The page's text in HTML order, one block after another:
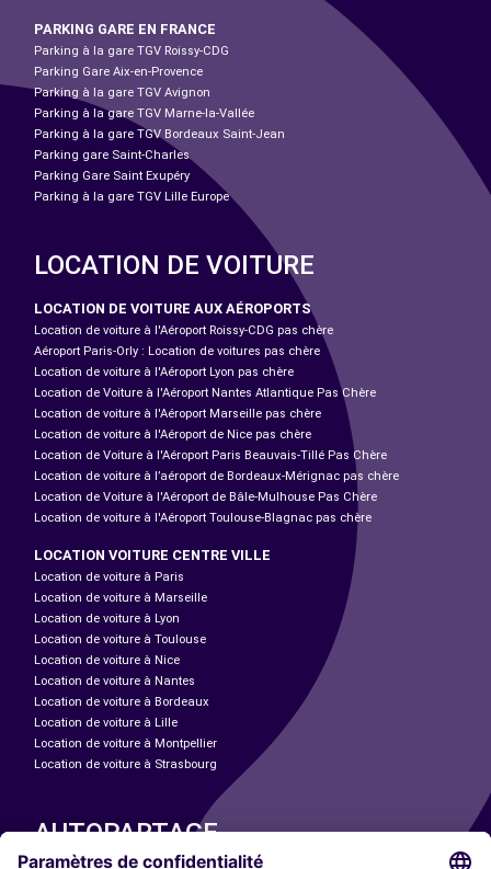
PARKING GARE EN FRANCE
Parking à la gare TGV Roissy-CDG
Parking Gare Aix-en-Provence
Parking à la gare TGV Avignon
Parking à la gare TGV Marne-la-Vallée
Parking à la gare TGV Bordeaux Saint-Jean
Parking gare Saint-Charles
Parking Gare Saint Exupéry
Parking à la gare TGV Lille Europe
LOCATION DE VOITURE
LOCATION DE VOITURE AUX AÉROPORTS
Location de voiture à l'Aéroport Roissy-CDG pas chère
Aéroport Paris-Orly : Location de voitures pas chère
Location de voiture à l'Aéroport Lyon pas chère
Location de Voiture à l'Aéroport Nantes Atlantique Pas Chère
Location de voiture à l'Aéroport Marseille pas chère
Location de voiture à l'Aéroport de Nice pas chère
Location de Voiture à l'Aéroport Paris Beauvais-Tillé Pas Chère
Location de voiture à l’aéroport de Bordeaux-Mérignac pas chère
Location de Voiture à l'Aéroport de Bâle-Mulhouse Pas Chère
Location de voiture à l'Aéroport Toulouse-Blagnac pas chère
LOCATION VOITURE CENTRE VILLE
Location de voiture à Paris
Location de voiture à Marseille
Location de voiture à Lyon
Location de voiture à Toulouse
Location de voiture à Nice
Location de voiture à Nantes
Location de voiture à Bordeaux
Location de voiture à Lille
Location de voiture à Montpellier
Location de voiture à Strasbourg
AUTOPARTAGE